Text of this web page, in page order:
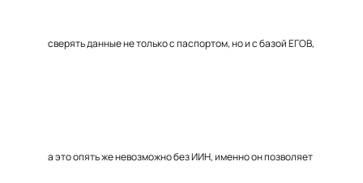
сверять данные не только с паспортом, но и с базой ЕГОВ,
а это опять же невозможно без ИИН, именно он позволяет